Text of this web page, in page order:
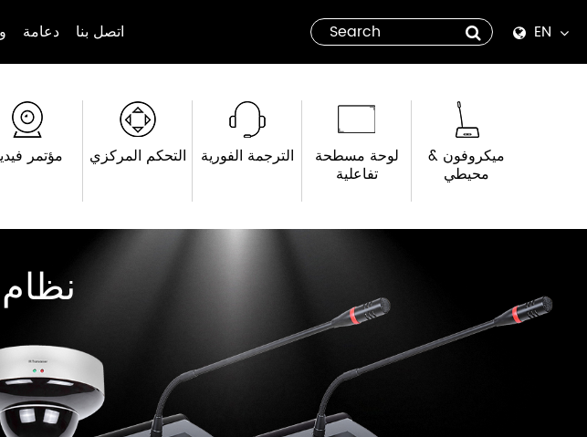
دعامة اتصل بنا
EN
Español
italiano
مؤتمر التحكم المركزي الترجمة الفورية لوحة مسطحة
تفاعلية
ميكروفون &
محيطي